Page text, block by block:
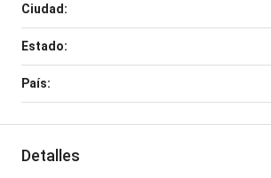
Ciudad:
Estado:
País:
Detalles